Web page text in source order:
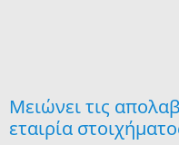
Mειώνει τις
εταιρία